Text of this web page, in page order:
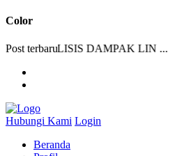
Color
Post terbaru
ANALISIS DAMPAK LIN ...
Hubungi Kami Login
Beranda